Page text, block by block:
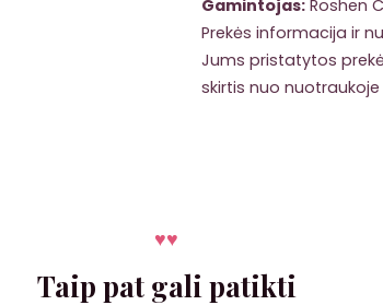
Gamintojas: Roshen
Prekės informacija ir
Jums pristatytos
skirtis nuo
♥♥
Taip pat gali patikti